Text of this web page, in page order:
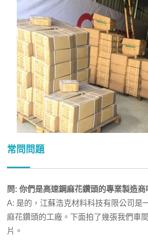
常問問題
問: 你們是高速鋼麻花鑽頭的專業製造商
A: 是的，江蘇浩克材料科技有限公司是
麻花鑽頭的工廠。下面拍了幾張我們車
片。